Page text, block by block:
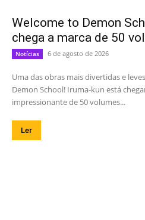
Welcome to Demon
chega a marca de 50
Notícias 6 de agosto de 2026
Uma das obras mais divertidas e
Demon School! Iruma-kun está
impressionante de 50 volumes...
Ler